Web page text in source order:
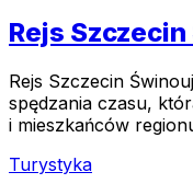
Rejs
Rejs Szczecin
spędzania czasu,
i mieszkańców
Turystyka